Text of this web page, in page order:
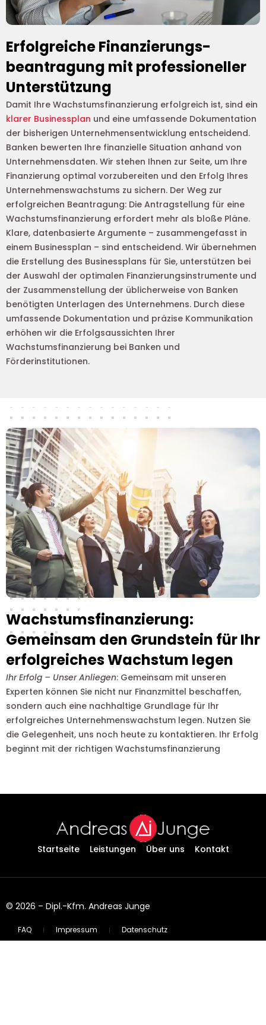
Erfolgreiche Finanzierungs-
beantragung mit professioneller
Unterstützung
Damit Ihre Wachstumsfinanzierung erfolgreich ist, sind ein
klarer Businessplan und eine umfassende Dokumentation
der bisherigen Unternehmensentwicklung entscheidend.
Banken bewerten Ihre finanzielle Situation anhand von
Unternehmensdaten. Wir stehen Ihnen zur Seite, um Ihre
Finanzierung optimal vorzubereiten und den Erfolg Ihres
Unternehmenswachstums zu sichern. Der Weg zur
erfolgreichen Beantragung: Die Antragstellung für eine
Wachstumsfinanzierung erfordert mehr als bloße Pläne.
Klare, datenbasierte Argumente – zusammengefasst in
einem Businessplan – sind entscheidend. Wir übernehmen
die Erstellung des Businessplans für Sie, unterstützen bei
der Auswahl der optimalen Finanzierungsinstrumente und
der Zusammenstellung der üblicherweise von Banken
benötigten Unterlagen des Unternehmens. Durch diese
umfassende Dokumentation und präzise Kommunikation
erhöhen wir die Erfolgsaussichten Ihrer
Wachstumsfinanzierung bei Banken und
Förderinstitutionen.
Wachstumsfinanzierung:
Gemeinsam den Grundstein für Ihr
erfolgreiches Wachstum legen
Ihr Erfolg – Unser Anliegen: Gemeinsam mit unseren
Experten können Sie nicht nur Finanzmittel beschaffen,
sondern auch eine nachhaltige Grundlage für Ihr
erfolgreiches Unternehmenswachstum legen. Nutzen Sie
die Gelegenheit, uns noch heute zu kontaktieren. Ihr Erfolg
beginnt mit der richtigen Wachstumsfinanzierung
Startseite Leistungen Über uns Kontakt
© 2026 – Dipl.-Kfm. Andreas Junge
FAQ Impressum Datenschutz